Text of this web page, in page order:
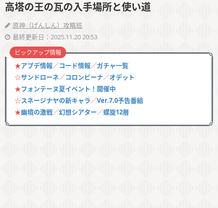
高塔の王の瓦の入手場所と使い道
原神（げんしん）攻略班
最終更新日：2025.11.20 20:53
★アプデ情報／コード情報／ガチャ一覧
☆サンドローネ／コロンビーナ／オデット
★フォンテーヌ夏イベント！開催中
☆スネージナヤの新キャラ／Ver.7.0予告番組
★幽境の激戦／幻想シアター／螺旋12層
ピックアップ情報